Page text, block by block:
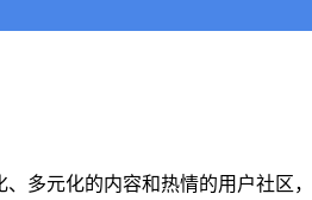
多元化的内容和热情的用户社